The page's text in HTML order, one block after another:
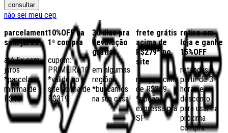
consultar
não sei meu cep
parcelamento
sem juros
até 5x sem
juros
*parcela
mínima de
R$40
10%OFF na
1ª compra
cupom:
PRIMEIRA10
*válido no
site acima de
R$319
30 dias pra
devolução
grátis
em algumas
regiões,
*buscamos
na sua casa!
frete grátis
acima de
R$279* no
site
no app acima
de R$259
*opção
expressa pra
SP
retire em
loja e ganhe
15%OFF
retiradas a
partir de 3
horas e
desconto
para usar na
próxima
compra